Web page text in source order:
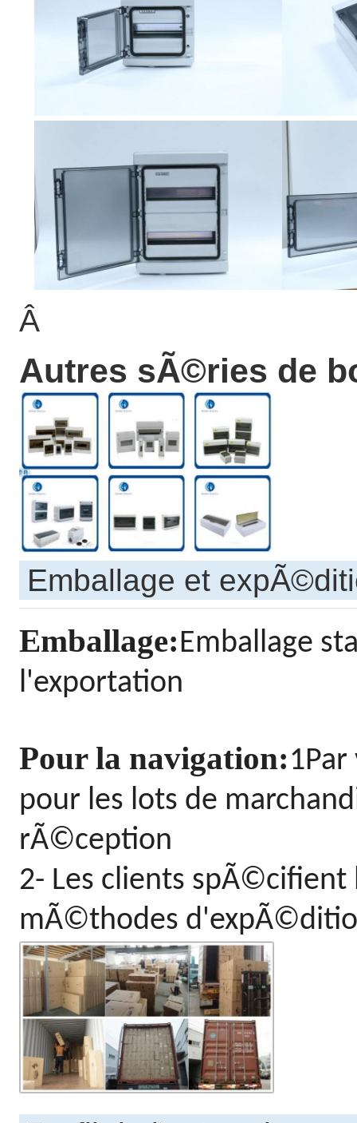
Â
Autres sÃ©ries de
Emballage et
Emballage:Emballage
l'exportation
Pour la navigation:
pour les lots de
rÃ©ception
2- Les clients
mÃ©thodes